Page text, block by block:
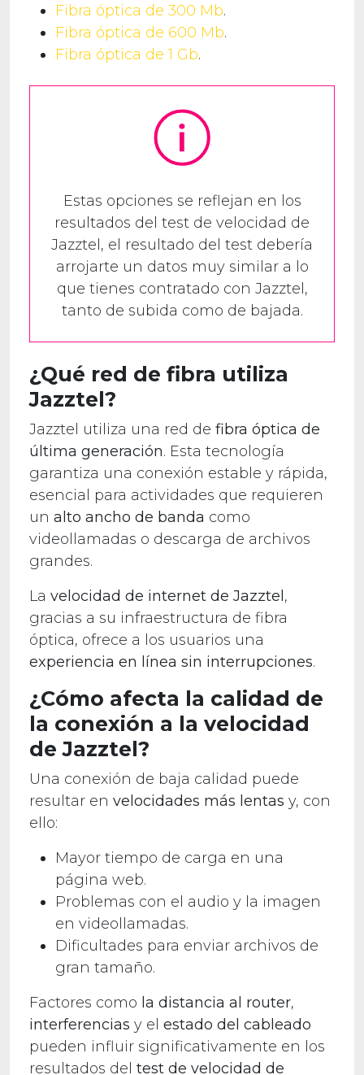
Fibra óptica de 300 Mb.
Fibra óptica de 600 Mb.
Fibra óptica de 1 Gb.
Estas opciones se reflejan en los
resultados del test de velocidad de
Jazztel, el resultado del test debería
arrojarte un datos muy similar a lo
que tienes contratado con Jazztel,
tanto de subida como de bajada.
¿Qué red de fibra utiliza
Jazztel?
Jazztel utiliza una red de fibra óptica de
última generación. Esta tecnología
garantiza una conexión estable y rápida,
esencial para actividades que requieren
un alto ancho de banda como
videollamadas o descarga de archivos
grandes.
La velocidad de internet de Jazztel ,
gracias a su infraestructura de fibra
óptica, ofrece a los usuarios una
experiencia en línea sin interrupciones.
¿Cómo afecta la calidad de
la conexión a la velocidad
de Jazztel?
Una conexión de baja calidad puede
resultar en velocidades más lentas y, con
ello:
Mayor tiempo de carga en una
página web.
Problemas con el audio y la imagen
en videollamadas.
Dificultades para enviar archivos de
gran tamaño.
Factores como la distancia al router,
interferencias y el estado del cableado
pueden influir significativamente en los
resultados del test de velocidad de